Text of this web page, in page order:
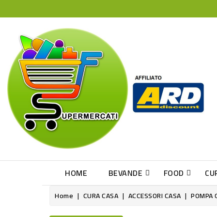
HOME BEVANDE FOOD
Home CURA CASA ACCESSORI CASA POMPA